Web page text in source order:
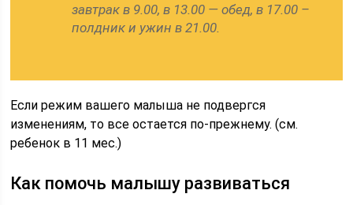
завтрак в 9.00, в 13.00 — обед, в 17.00 –
полдник и ужин в 21.00.
Если режим вашего малыша не подвергся
изменениям, то все остается по-прежнему. (см.
ребенок в 11 мес.)
Как помочь малышу развиваться